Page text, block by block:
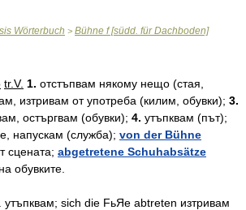
Wörterbuch > Bühne f [südd. für Dachboden]
tr.V. 1. отстъпвам някому нещо (стая,
изтривам от употреба (килим, обувки); 3.
остъргвам (обувки); 4. утъпквам (път);
напускам (служба); von der Bühne
сцената; abgetretene Schuhabsätze
обувките.
утъпквам; sich die FьЯe abtreten изтривам